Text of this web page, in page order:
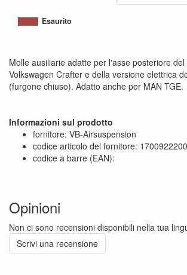
Esaurito
Molle ausiliarie adatte per l'asse posteriore
Volkswagen Crafter e della versione elettrica
(furgone chiuso). Adatto anche per MAN TGE.
Informazioni sul prodotto
fornitore: VB-Airsuspension
codice articolo del fornitore: 1700922200
codice a barre (EAN):
Opinioni
Non ci sono recensioni disponibili nella tua
Scrivi una recensione